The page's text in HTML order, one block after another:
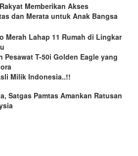
Memberikan Akses
dan Merata untuk Anak Bangsa
Merah Lahap 11 Rumah di Lingkar
Pesawat T-50i Golden Eagle yang
Milik Indonesia..!!
Satgas Pamtas Amankan Ratusan